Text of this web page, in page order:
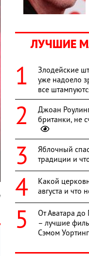
ЛУЧШИЕ
Злодейские
уже надоело
все
Джоан
британки, не
Яблочный
традиции и
Какой
августа и что
От Аватара
– лучшие
Сэмом